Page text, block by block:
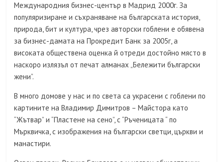
Международния бизнес-център в Мадрид 2000г. За
популяризиране и съхраняване на българската история,
природа, бит и култура, чрез авторски гоблени е обявена
за бизнес-дамата на Прокредит Банк за 2005г, а
високата обществена оценка й отреди достойно място в
наскоро излязъл от печат алманах „Бележити български
жени”.
В много домове у нас и по света са украсени с гоблени по
картините на Владимир Димитров – Майстора като
“Жътвар” и “Пластене на сено”, с “Ръченицата “ по
Мърквичка, с изображения на български светци, църкви и
манастири.